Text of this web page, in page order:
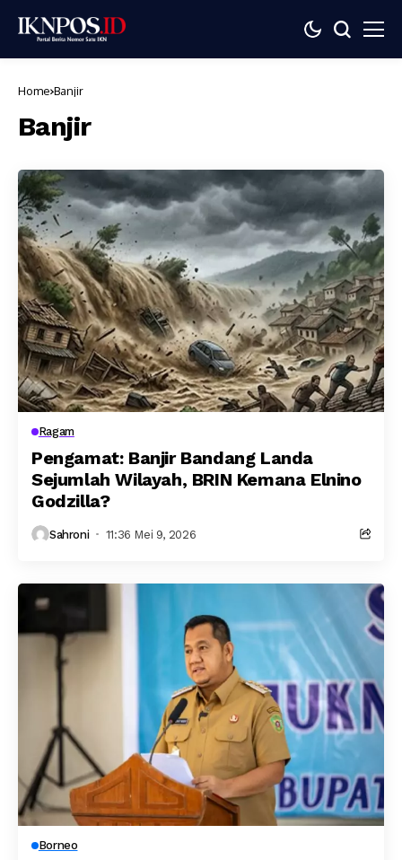
Home Banjir
Banjir
Ragam
Pengamat: Banjir Bandang Landa
Sejumlah Wilayah, BRIN Kemana Elnino
Godzilla?
Sahroni 11:36 Mei 9, 2026
Borneo